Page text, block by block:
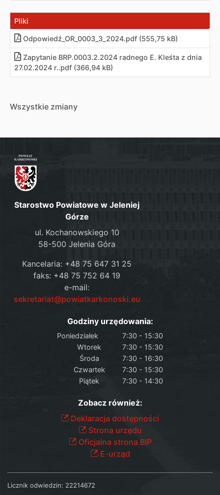
Pliki
Odpowiedź_OR_0003_3_2024.pdf (555,75 kB)
Zapytanie BRP.0003.2.2024 radnego E. Kleśta z dnia
27.02.2024 r..pdf (366,94 kB)
Wszystkie zmiany
Starostwo Powiatowe w Jeleniej
Górze
ul. Kochanowskiego 10
58-500 Jelenia Góra
Kancelaria: +48 75 647 31 25
faks: +48 75 752 64 19
e-mail:
sekretariat@powiatkarkonoski.eu
Godziny urzędowania:
Poniedziałek
7:30 - 15:30
Wtorek
7:30 - 15:30
Środa
7:30 - 16:30
Czwartek
7:30 - 15:30
Piątek
7:30 - 14:30
Zobacz również:
Deklaracja dostępności
Strona urzędu
Oficjalna strona BIP
E-urząd
Licznik odwiedzin: 22214672